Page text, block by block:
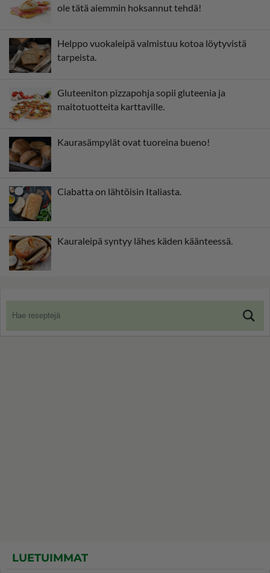
ole tätä aiemmin hoksannut tehdä!
Helppo vuokaleipä valmistuu kotoa löytyvistä
tarpeista.
Gluteeniton pizzapohja sopii gluteenia ja
maitotuotteita karttaville.
Kaurasämpylät ovat tuoreina bueno!
Ciabatta on lähtöisin Italiasta.
Kauraleipä syntyy lähes käden käänteessä.
LUETUIMMAT